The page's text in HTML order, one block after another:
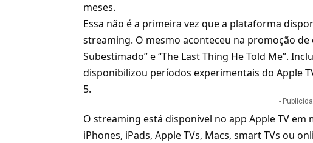
meses.
Essa não é a primeira vez que a plataforma
streaming. O mesmo aconteceu na promoção
Subestimado” e “The Last Thing He Told Me”.
disponibilizou períodos experimentais do Apple
5.
-
O streaming está disponível no app Apple TV em
iPhones, iPads, Apple TVs, Macs, smart TVs ou